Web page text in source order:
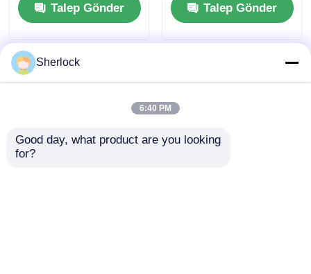
Salınımlı Fan
Talep Gönder
Talep Gönder
Sherlock
6:40 PM
Good day, what product are you looking
for?